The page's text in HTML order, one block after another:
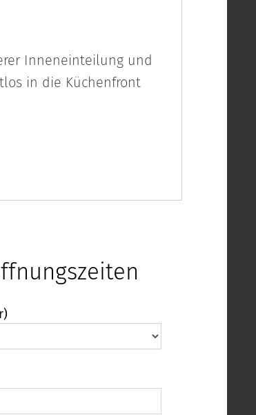
Inneneinteilung und
in die Küchenfront